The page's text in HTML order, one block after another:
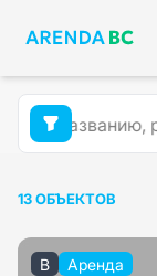
13 ОБЪЕКТОВ
B Аренда